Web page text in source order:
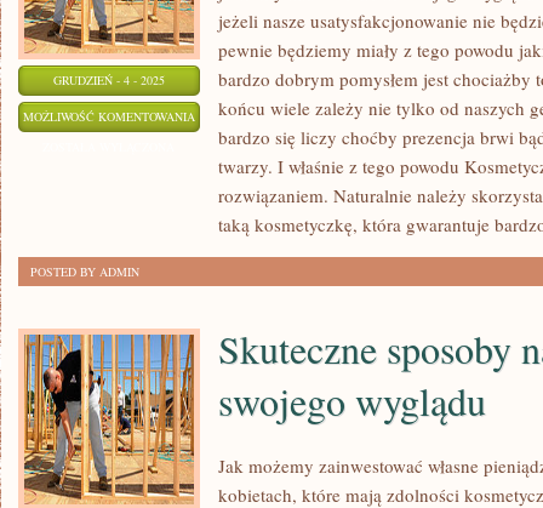
GRUDZIEŃ - 4 - 2025
MOŻLIWOŚĆ KOMENTOWANIA KOSMETYKI
jeżeli nasze usatysfakcjonowanie nie
pewnie będziemy miały z tego powodu
bardzo dobrym pomysłem jest
końcu wiele zależy nie tylko od naszych
bardzo się liczy choćby prezencja brwi
twarzy. I właśnie z tego powodu
rozwiązaniem. Naturalnie należy
taką kosmetyczkę, która gwarantuje
POSTED BY ADMIN
Skuteczne sposoby
swojego wyglądu
Jak możemy zainwestować własne
kobietach, które mają zdolności